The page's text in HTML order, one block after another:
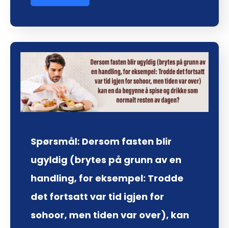
Spørsmål: Dersom fasten blir
ugyldig (brytes på grunn av en
handling, for eksempel: Trodde
det fortsatt var tid igjen for
sohoor, men tiden var over), kan